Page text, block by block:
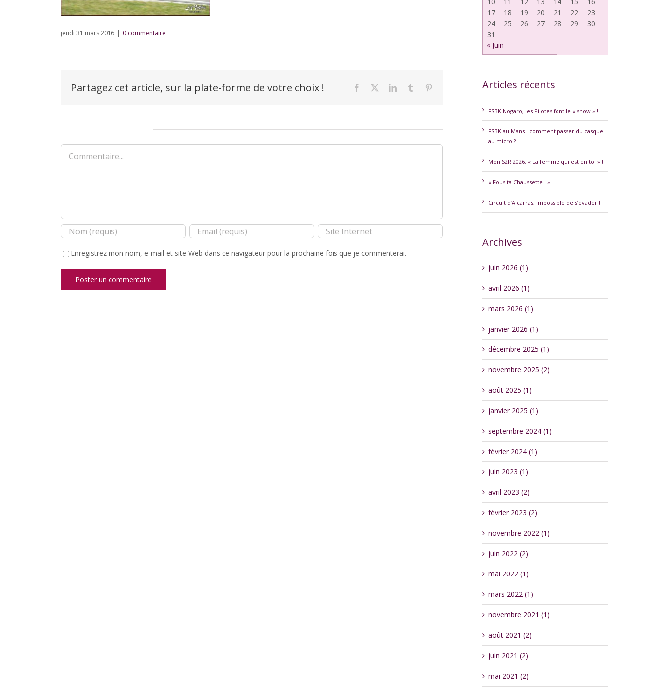
jeudi 31 mars 2016 | 0 commentaire
Partagez cet article, sur la plate-forme de votre choix ! Facebook LinkedInTumblr
Commentaire
Enregistrez mon nom, e-mail et site Web dans ce navigateur pour la prochaine fois que je commenterai.
17
18 19 20 21 22
23
24
25 26 27 28 29
30
31
« Juin
Articles récents
FSBK Nogaro, les Pilotes font le « show » !
FSBK au Mans : comment passer du casque
au micro ?
Mon S2R 2026, « La femme qui est en toi » !
« Fous ta Chaussette ! »
Circuit d’Alcarras, impossible de s’évader !
Archives
juin 2026 (1)
avril 2026 (1)
mars 2026 (1)
janvier 2026 (1)
décembre 2025 (1)
novembre 2025 (2)
août 2025 (1)
janvier 2025 (1)
septembre 2024 (1)
février 2024 (1)
juin 2023 (1)
avril 2023 (2)
février 2023 (2)
novembre 2022 (1)
juin 2022 (2)
mai 2022 (1)
mars 2022 (1)
novembre 2021 (1)
août 2021 (2)
juin 2021 (2)
mai 2021 (2)